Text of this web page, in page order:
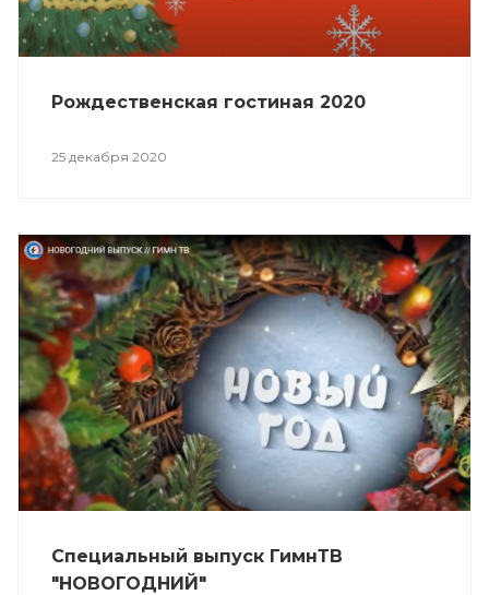
Рождественская гостиная 2020
25 декабря 2020
Специальный выпуск ГимнТВ
"НОВОГОДНИЙ"